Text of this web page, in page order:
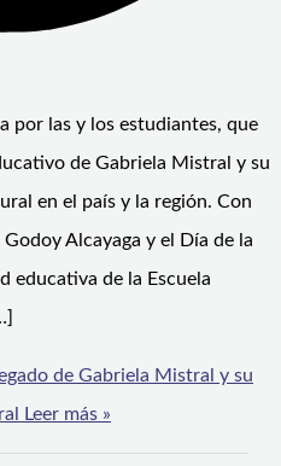
por las y los estudiantes, que
de Gabriela Mistral y su
en el país y la región. Con
Alcayaga y el Día de la
educativa de la Escuela
de Gabriela Mistral y su
Leer más »